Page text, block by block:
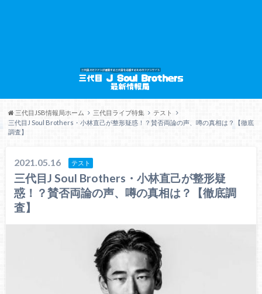
三代目JSB情報局ホーム 三代目ライブ特集
テスト
三代目J Soul Brothers・小林直己が整形疑惑！？賛否両論の声、噂の真相は？【徹底
調査】
2021.05.16 テスト
三代目J Soul Brothers・小林直己が整形疑
惑！？賛否両論の声、噂の真相は？【徹底調
査】